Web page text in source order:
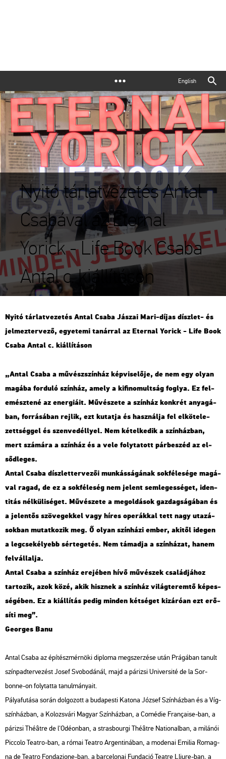
English
Nyitó tárlatvezetés Antal
Csabával az Eternal
Yorick - Life Book Csaba
Antal c. kiállításon
Nyitó tár­lat­ve­ze­tés Antal Csaba Já­szai Mari-díjas dísz­let- és
jel­mez­ter­ve­ző, egye­te­mi ta­nár­ral az Eter­nal Yo­rick - Life Book
Csaba Antal c. ki­ál­lí­tá­son
„Antal Csaba a mű­vész­szín­ház kép­vi­se­lő­je, de nem egy olyan
ma­gá­ba for­du­ló szín­ház, amely a ki­fi­no­mult­ság fog­lya. Ez fel­
emész­te­né az ener­gi­á­it. Mű­vé­sze­te a szín­ház konk­rét anya­gá­
ban, for­rá­sá­ban rej­lik, ezt ku­tat­ja és hasz­nál­ja fel el­kö­te­le­
zett­ség­gel és szen­ve­déllyel. Nem ké­tel­ke­dik a szín­ház­ban,
mert szá­má­ra a szín­ház és a vele foly­ta­tott pár­be­széd az el­
sőd­le­ges.
Antal Csaba dísz­let­ter­ve­zői mun­kás­sá­gá­nak sok­fé­le­sé­ge ma­gá­
val ragad, de ez a sok­fé­le­ség nem je­lent sem­le­ges­sé­get, iden­
ti­tás nél­kü­li­sé­get. Mű­vé­sze­te a meg­ol­dá­sok gaz­dag­sá­gá­ban és
a je­len­tős szö­ve­gek­kel vagy híres ope­rák­kal tett nagy uta­zá­
sok­ban mu­tat­ko­zik meg. Ő olyan szín­há­zi ember, aki­től ide­gen
a leg­cse­ké­lyebb sér­te­ge­tés. Nem tá­mad­ja a szín­há­zat, hanem
fel­vál­lal­ja.
Antal Csaba a szín­ház ere­jé­ben hívő mű­vé­szek csa­lád­já­hoz
tar­to­zik, azok közé, akik hisz­nek a szín­ház vi­lág­te­rem­tő ké­pes­
sé­gé­ben. Ez a ki­ál­lí­tás pedig min­den két­sé­get ki­zá­ró­an ezt erő­
sí­ti meg”.
Ge­or­ges Banu
Antal Csaba az épí­tész­mér­nö­ki dip­lo­ma meg­szer­zé­se után Prá­gá­ban ta­nult
szín­pad­ter­ve­zést Josef Svo­bo­dá­nál, majd a pá­ri­zsi Uni­ver­si­té de la Sor­
bonne-on foly­tat­ta ta­nul­má­nya­it.
Pá­lya­fu­tá­sa során dol­go­zott a bu­da­pes­ti Ka­to­na Jó­zsef Szín­ház­ban és a Víg­
szín­ház­ban, a Ko­lozs­vá­ri Ma­gyar Szín­ház­ban, a Co­mé­die Française-ban, a
pá­ri­zsi Théâtre de l'Odé­on­ban, a stras­bour­gi Théâtre Na­ti­o­nal­ban, a mi­lá­nói
Picc­o­lo Te­at­ro-ban, a római Te­at­ro Ar­gen­ti­ná­ban, a mo­de­nai Emi­lia Ro­mag­
na de Te­at­ro Fon­daz­io­ne-ban, a bar­ce­lo­nai Fun­da­ció Te­at­re Lli­u­re-ban, a